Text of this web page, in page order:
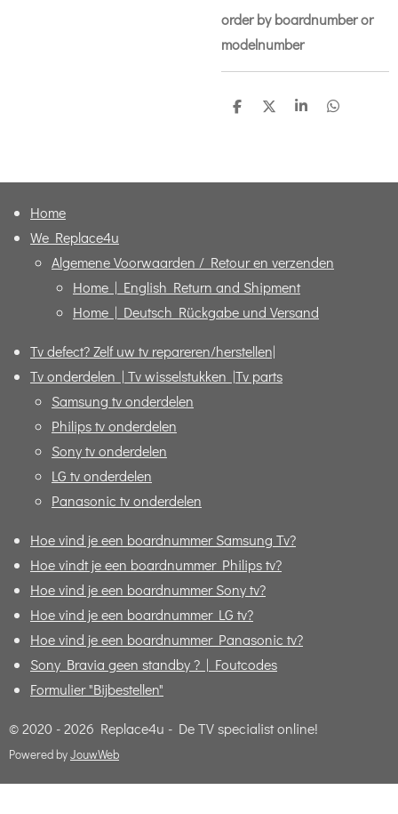
order by boardnumber or
modelnumber
D
D
S
D
Home
We Replace4u
Algemene Voorwaarden / Retour en verzenden
Home | English Return and Shipment
Home | Deutsch Rückgabe und Versand
Tv defect? Zelf uw tv repareren/herstellen|
Tv onderdelen | Tv wisselstukken |Tv parts
Samsung tv onderdelen
Philips tv onderdelen
Sony tv onderdelen
LG tv onderdelen
Panasonic tv onderdelen
Hoe vind je een boardnummer Samsung Tv?
Hoe vindt je een boardnummer Philips tv?
Hoe vind je een boardnummer Sony tv?
Hoe vind je een boardnummer LG tv?
Hoe vind je een boardnummer Panasonic tv?
Sony Bravia geen standby ? | Foutcodes
Formulier "Bijbestellen"
© 2020 - 2026 Replace4u - De TV specialist online!
Powered byJouwWeb